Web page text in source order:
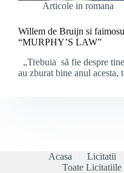
Articole in romana
Willem de Bruijn si
“MURPHY’S LAW”
„Trebuia să fie despre
au zburat bine anul acesta,
Acasa Licitatii
Toate Licitatiile